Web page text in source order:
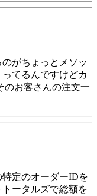
がちょっとメソッ
てるんですけどカ
のお客さんの注文一
定のオーダーIDを
ータルズで総額を